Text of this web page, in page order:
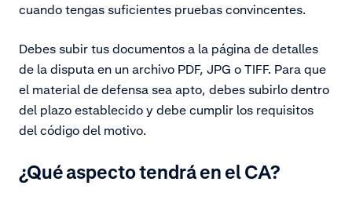
cuando tengas suficientes pruebas convincentes.
Debes subir tus documentos a la página de detalles
de la disputa en un archivo PDF, JPG o TIFF. Para que
el material de defensa sea apto, debes subirlo dentro
del plazo establecido y debe cumplir los requisitos
del código del motivo.
¿Qué aspecto tendrá en el CA?